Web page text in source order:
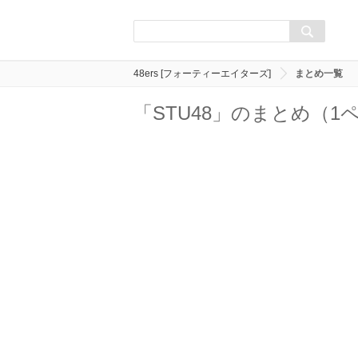
48ers [フォーティーエイターズ] まとめ一覧
「STU48」のまとめ（1